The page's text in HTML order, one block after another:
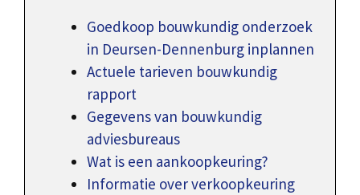
Goedkoop bouwkundig onderzoek
in Deursen-Dennenburg inplannen
Actuele tarieven bouwkundig
rapport
Gegevens van bouwkundig
adviesbureaus
Wat is een aankoopkeuring?
Informatie over verkoopkeuring